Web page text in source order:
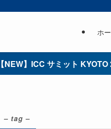
ホ
【NEW】ICC サミット
– tag –